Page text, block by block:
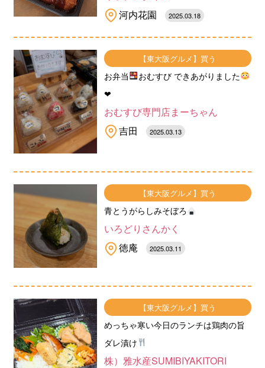
河内花園
2025.03.18
【東大阪グルメ】買う
お弁当
おむすび できあがりました
❤︎
おむすび専門店まーちゃん
吉田
2025.03.13
【東大阪グルメ】買う
青とうがらしみそぼろ
いろどりさんかく
徳庵
2025.03.11
【東大阪グルメ】買う
めっちゃ寒い今日のランチは鶏肉の旨
ダレ漬け
株）雅水産SUMIBIYAKITORI